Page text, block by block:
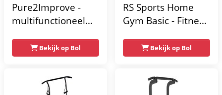
Pure2Improve -
multifunctioneel
krachtstation -
home gym -
215x111x142
Bekijk op Bol
RS Sports Home
Gym Basic - Fitness
Bekijk op Bol